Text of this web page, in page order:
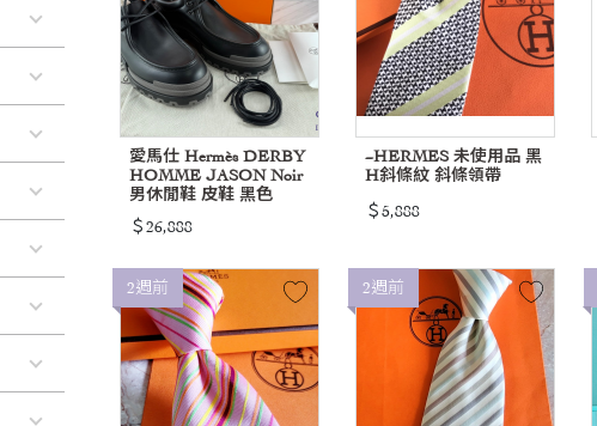
愛馬仕 Hermès DERBY
HOMME JASON Noir
男休閒鞋 皮鞋 黑色
＄26,888
~HERMES 未使用品 黑
H斜條紋 斜條領帶
＄5,888
2週前 2週前